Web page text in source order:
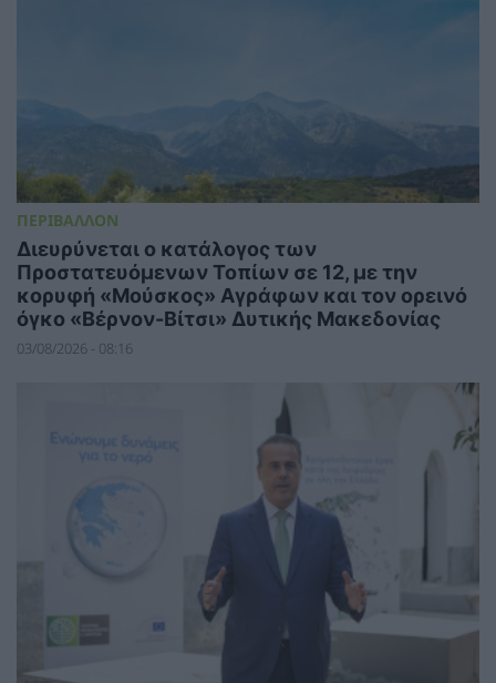
ΠΕΡΙΒΑΛΛΟΝ
Διευρύνεται ο κατάλογος των
Προστατευόμενων Τοπίων σε 12, με την
κορυφή «Μούσκος» Αγράφων και τον ορεινό
όγκο «Βέρνον-Βίτσι» Δυτικής Μακεδονίας
03/08/2026 - 08:16